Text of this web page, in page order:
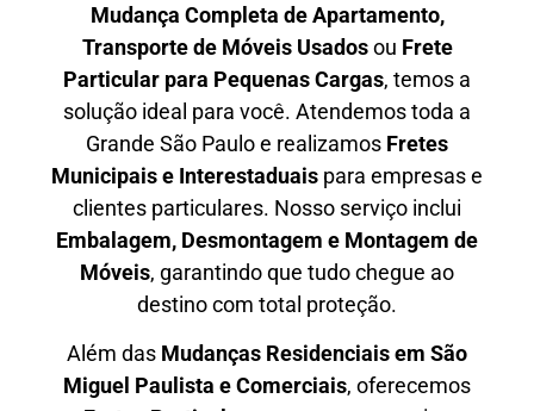
Mudança Completa de Apartamento,
Transporte de Móveis Usadosou Frete
Particular para Pequenas Cargas, temos a
solução ideal para você. Atendemostoda a
Grande São Pauloe realizamos Fretes
Municipais e Interestaduais para empresas e
clientes particulares. Nosso serviço inclui
Embalagem, Desmontagem e Montagem de
Móveis, garantindo que tudo chegue ao
destino com total proteção.
Além das Mudanças Residenciais em São
Miguel Paulista e Comerciais, oferecemos